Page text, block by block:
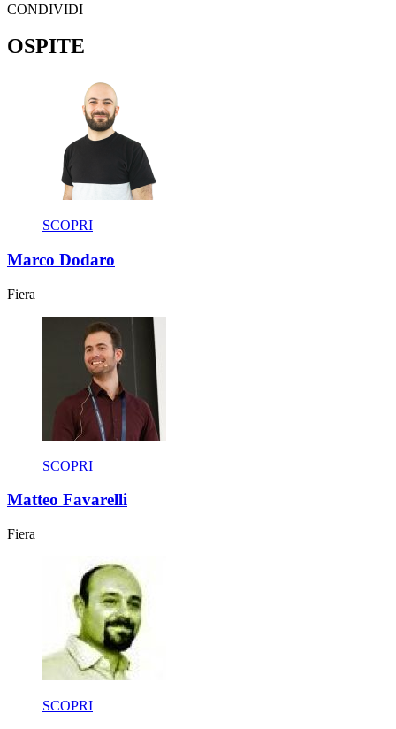
CONDIVIDI
OSPITE
SCOPRI
Marco Dodaro
Fiera
SCOPRI
Matteo Favarelli
Fiera
SCOPRI